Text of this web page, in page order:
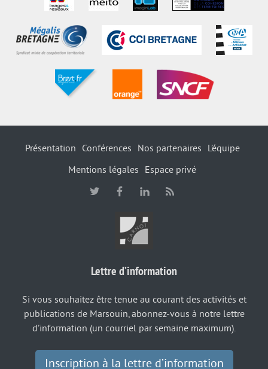
Présentation Conférences Nos partenaires
L’équipe
Mentions légales
Espace privé
Lettre d’information
Si vous souhaitez être tenue au courant des activités et
publications de Marsouin, abonnez-vous à notre lettre
d’information (un courriel par semaine maximum).
Inscription à la lettre d’information